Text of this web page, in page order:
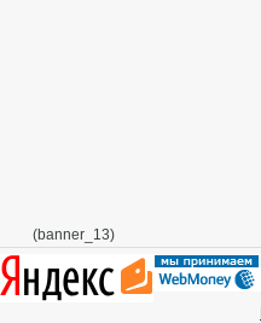
(banner_13)